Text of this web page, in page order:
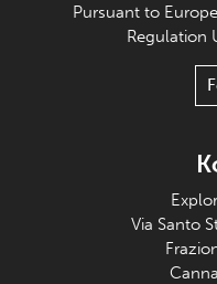
Pursuant to
Regulation
Via Santo